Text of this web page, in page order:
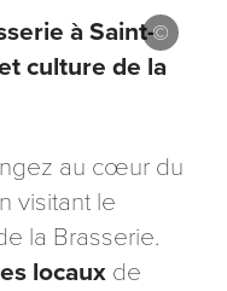
à Saint-
culture de la
au cœur du
visitant le
la Brasserie.
locaux de
d’identité à
Tourisme - 48
54035 NANCY